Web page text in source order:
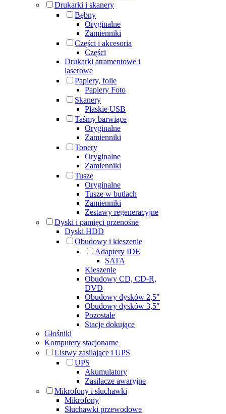
Drukarki i skanery
Bębny
Oryginalne
Zamienniki
Części i akcesoria
Części
Drukarki atramentowe i
laserowe
Papiery, folie
Papiery Foto
Skanery
Płaskie USB
Taśmy barwiące
Oryginalne
Zamienniki
Tonery
Oryginalne
Zamienniki
Tusze
Oryginalne
Tusze w butlach
Zamienniki
Zestawy regeneracyjne
Dyski i pamięci przenośne
Dyski HDD
Obudowy i kieszenie
Adaptery IDE
SATA
Kieszenie
Obudowy CD, CD-R,
DVD
Obudowy dysków 2,5"
Obudowy dysków 3,5"
Pozostałe
Stacje dokujące
Głośniki
Komputery stacjonarne
Listwy zasilające i UPS
UPS
Akumulatory
Zasilacze awaryjne
Mikrofony i słuchawki
Mikrofony
Słuchawki przewodowe